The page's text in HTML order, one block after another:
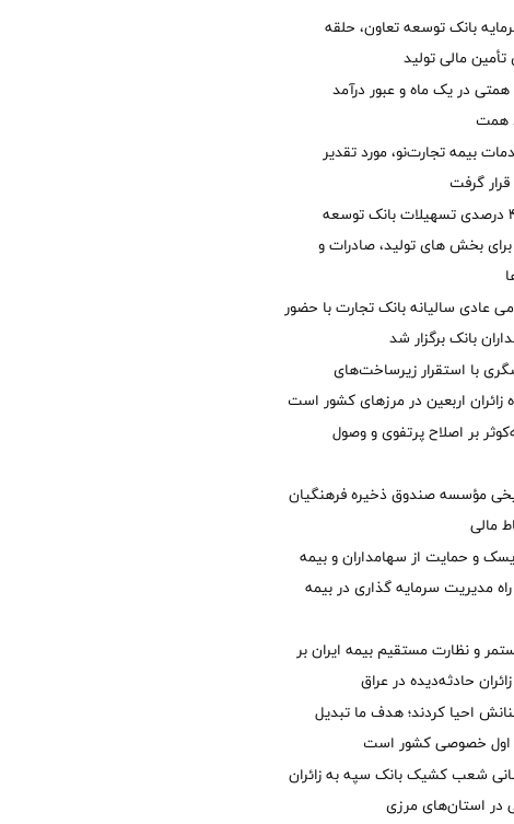
بانک توسعه تعاون، حلقه
مالی تولید
فروش 54 همتی در یک ماه و عبور درآمد
بیمه تجارت‌نو، مورد تقدیر
گرفت
افزایش 40 درصدی تسهیلات بانک توسعه
برای بخش های تولید، صادرات و
عادی سالیانه بانک تجارت با حضور
بانک برگزار شد
با استقرار زیرساخت‌های
زائران اربعین در مرزهای کشور است
بر اصلاح پرتفوی و وصول
مؤسسه صندوق ذخیره فرهنگیان
مالی
و حمایت از سهامداران و بیمه
مدیریت سرمایه گذاری در بیمه
و نظارت مستقیم بیمه ایران بر
حادثه‌دیده در عراق
احیا کردند؛ هدف ما تبدیل
اول خصوصی کشور است
شعب کشیک بانک سپه به زائران
در استان‌‌های مرزی